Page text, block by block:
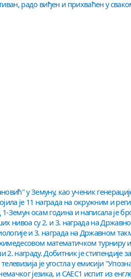
радо виђен и прихваћен у
у Земуну, као ученик
је 11 награда на окружним и
Земун осам година и написала је
нивоа су 2. и 3. награда на
и 3. награда на Државном
математичком турниру и
награду. Добитник је стипендије
је угостла у емисији
језика, и CAEC1 испит из